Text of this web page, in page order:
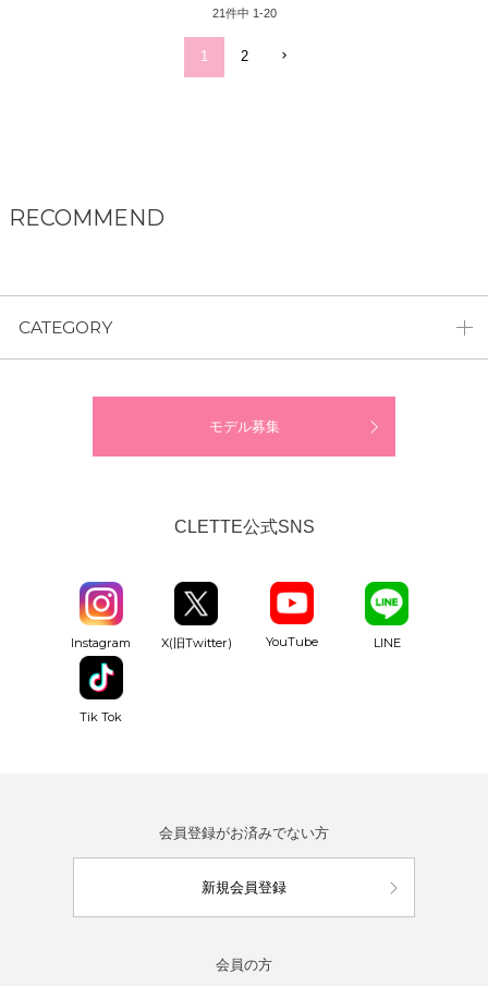
21件中 1-20
1 2
RECOMMEND
CATEGORY
モデル募集
CLETTE公式SNS
Instagram X(旧Twitter) YouTube LINE
Tik Tok
会員登録がお済みでない方
新規会員登録
会員の方